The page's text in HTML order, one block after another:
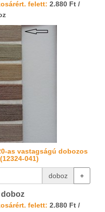
felett: 2.880 Ft /
as vastagságú dobozos
041)
doboz +
doboz
felett: 2.880 Ft /